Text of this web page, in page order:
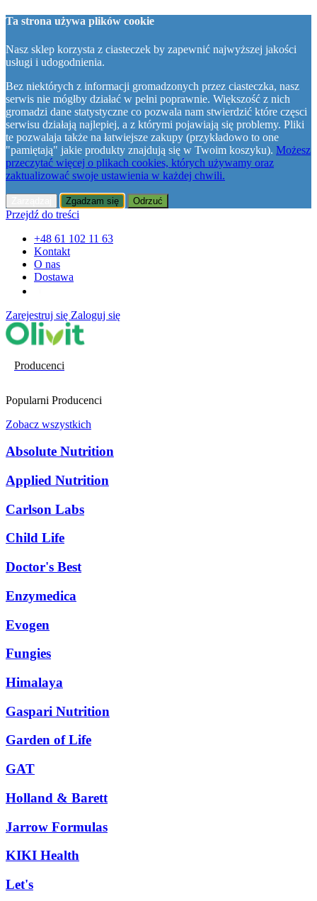
Ta strona używa plików cookie
Nasz sklep korzysta z ciasteczek by zapewnić najwyższej jakości
usługi i udogodnienia.
Bez niektórych z informacji gromadzonych przez ciasteczka, nasz
serwis nie mógłby działać w pełni poprawnie. Większość z nich
gromadzi dane statystyczne co pozwala nam stwierdzić które częsci
serwisu działają najlepiej, a z którymi pojawiają się problemy. Pliki
te pozwalaja także na łatwiejsze zakupy (przykładowo to one
"pamiętają" jakie produkty znajdują się w Twoim koszyku). Możesz
przeczytać więcej o plikach cookies, których używamy oraz
zaktualizować swoje ustawienia w każdej chwili.
Zgadzam się Odrzuć
Przejdź do treści
+48 61 102 11 63
Kontakt
O nas
Dostawa
Zarejestruj się Zaloguj się
Producenci
Popularni Producenci
Zobacz wszystkich
Absolute Nutrition
Applied Nutrition
Carlson Labs
Child Life
Doctor's Best
Enzymedica
Evogen
Fungies
Himalaya
Gaspari Nutrition
Garden of Life
GAT
Holland & Barett
Jarrow Formulas
KIKI Health
Let's